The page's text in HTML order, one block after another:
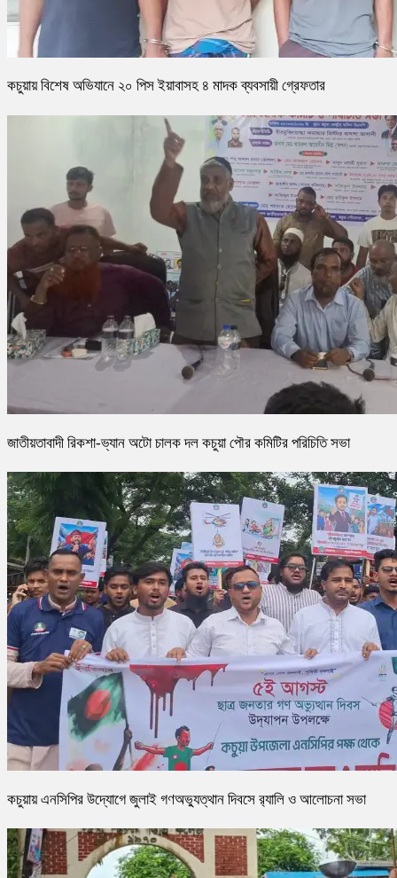
কচুয়ায় বিশেষ অভিযানে ২০ পিস ইয়াবাসহ ৪ মাদক ব্যবসায়ী গ্রেফতার
জাতীয়তাবাদী রিকশা-ভ্যান অটো চালক দল কচুয়া পৌর কমিটির পরিচিতি সভা
কচুয়ায় এনসিপির উদ্যোগে জুলাই গণঅভ্যুত্থান দিবসে র‌্যালি ও আলোচনা সভা